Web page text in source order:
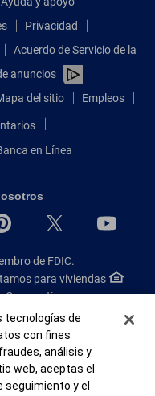
Privacidad
Acuerdo de Servicio de la
anuncios
del sitio Empleos
comentarios
en Línea
de FDIC.
para viviendas
Corporation.
tecnologías de
con fines
análisis y
web, aceptas el
y el